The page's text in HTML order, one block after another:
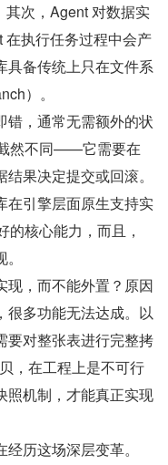
次，Agent 对数据实
执行任务过程中会产
具备传统上只在文件系
）。
错，通常无需额外的状
然不同——它需要在
果决定提交或回滚。
在引擎层面原生支持实
核心能力，而且，
现，而不能外置？原因
很多功能无法达成。以
要对整张表进行完整拷
，在工程上是不可行
照机制，才能真正实现
历这场深层变革。